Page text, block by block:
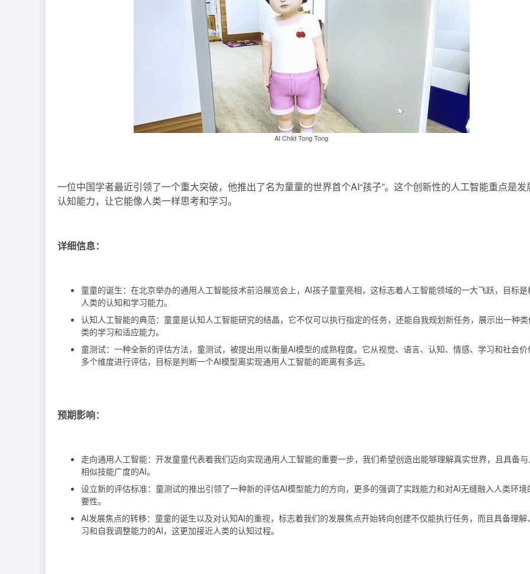
AI Child Tong Tong
一位中国学者最近引领了一个重大突破，他推出了名为童童的世界首个AI“孩子”。这个创新性的人工智能重点是发
认知能力，让它能像人类一样思考和学习。
详细信息：
童童的诞生：在北京举办的通用人工智能技术前沿展览会上，AI孩子童童亮相，这标志着人工智能领域的一大飞跃，目标是
人类的认知和学习能力。
认知人工智能的典范：童童是认知人工智能研究的结晶，它不仅可以执行指定的任务，还能自我规划新任务，展示出一种
类的学习和适应能力。
童测试：一种全新的评估方法，童测试，被提出用以衡量AI模型的成熟程度。它从视觉、语言、认知、情感、学习和社会价
多个维度进行评估，目标是判断一个AI模型离实现通用人工智能的距离有多远。
预期影响：
走向通用人工智能：开发童童代表着我们迈向实现通用人工智能的重要一步，我们希望创造出能够理解真实世界，且具备
相似技能广度的AI。
设立新的评估标准：童测试的推出引领了一种新的评估AI模型能力的方向，更多的强调了实践能力和对AI无缝融入人类环境
要性。
AI发展焦点的转移：童童的诞生以及对认知AI的重视，标志着我们的发展焦点开始转向创建不仅能执行任务，而且具备理解
习和自我调整能力的AI，这更加接近人类的认知过程。